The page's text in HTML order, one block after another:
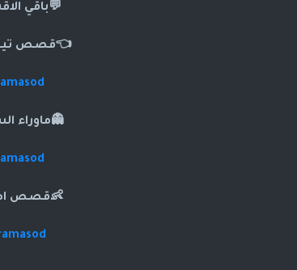
💬باقي
👈قصص
👻ماوراء
👶قصص